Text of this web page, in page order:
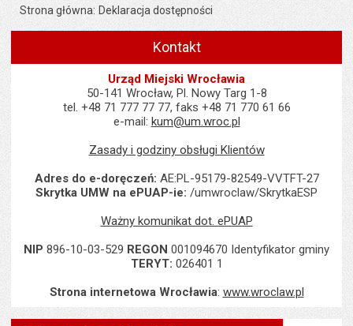
Strona główna Deklaracja dostępności
Kontakt
Urząd Miejski Wrocławia
50-141 Wrocław, Pl. Nowy Targ 1-8
tel. +48 71 777 77 77, faks +48 71 770 61 66
e-mail: kum@um.wroc.pl
Zasady i godziny obsługi Klientów
Adres do e-doręczeń: AE:PL-95179-82549-VVTFT-27
Skrytka UMW na ePUAP-ie: /umwroclaw/SkrytkaESP
Ważny komunikat dot. ePUAP
NIP 896-10-03-529 REGON 001094670 Identyfikator gminy
TERYT: 026401 1
Strona internetowa Wrocławia: www.wroclaw.pl